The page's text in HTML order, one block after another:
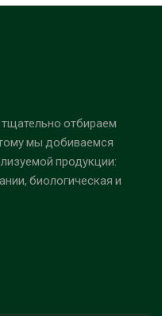
отбираем
мы добиваемся
продукции:
биологическая и